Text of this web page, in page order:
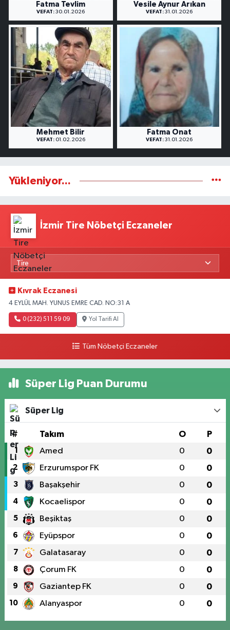
Fatma Tevlim
VEFAT: 30.01.2026
Vesile Aynur Arıkan
VEFAT: 31.01.2026
Mehmet Bilir
VEFAT:01.02.2026
Fatma Onat
VEFAT: 31.01.2026
Yükleniyor...
İzmir Tire Nöbetçi Eczaneler
Kıvrak Eczanesi
4 EYLÜL MAH. YUNUS EMRE CAD. NO:31 A
0 (232) 511 59 09 Yol Tarifi Al
Tüm Nöbetçi Eczaneler
Süper Lig Puan Durumu
Süper Lig
# Takım O P
1 Amed 0 0
2 Erzurumspor FK 0 0
3 Başakşehir 0 0
4 Kocaelispor 0 0
5 Beşiktaş 0 0
6 Eyüpspor 0 0
7 Galatasaray 0 0
8 Çorum FK 0 0
9 Gaziantep FK 0 0
10 Alanyaspor 0 0